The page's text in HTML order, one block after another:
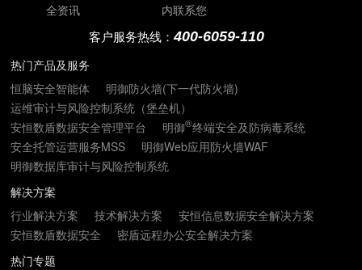
全资讯
内联系您
客户服务热线：400-6059-110
热门产品及服务
恒脑安全智能体
明御防火墙(下一代防火墙)
运维审计与风险控制系统（堡垒机）
安恒数盾数据安全管理平台
明御®终端安全及防病毒系统
安全托管运营服务MSS
明御Web应用防火墙WAF
明御数据库审计与风险控制系统
解决方案
行业解决方案
技术解决方案
安恒信息数据安全解决方案
安恒数盾数据安全
密盾远程办公安全解决方案
热门专题